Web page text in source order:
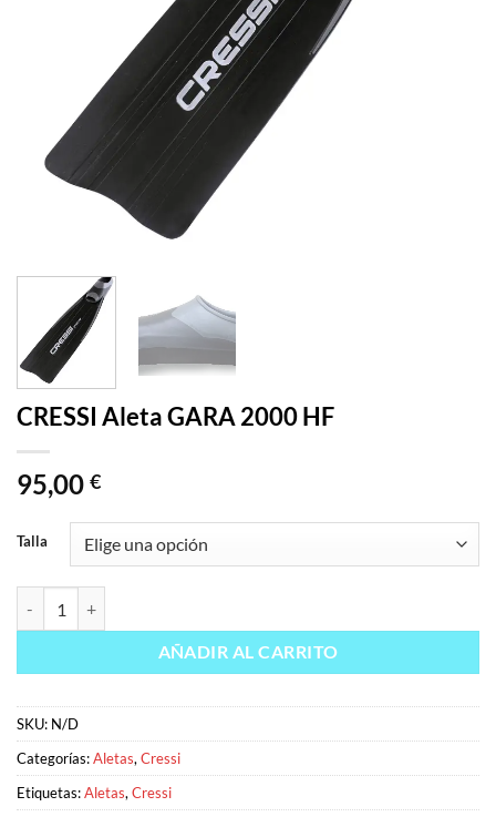
CRESSI Aleta GARA 2000 HF
95,00 €
Talla
AÑADIR AL CARRITO
SKU: N/D
Categorías:Aletas, Cressi
Etiquetas:Aletas, Cressi